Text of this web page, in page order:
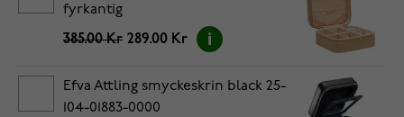
fyrkantig
385.00 Kr 289.00 Kr
Efva Attling smyckeskrin black 25-
104-01883-0000